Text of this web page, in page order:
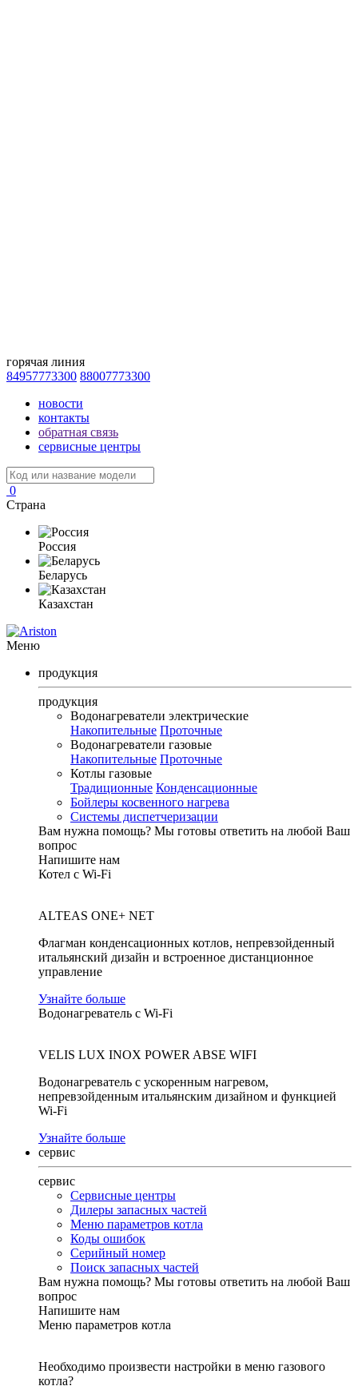
горячая линия
84957773300 88007773300
новости
контакты
обратная связь
сервисные центры
0
Страна
Россия
Беларусь
Казахстан
Меню
продукция
продукция
Водонагреватели электрические
Накопительные Проточные
Водонагреватели газовые
Накопительные Проточные
Котлы газовые
Традиционные Конденсационные
Бойлеры косвенного нагрева
Системы диспетчеризации
Вам нужна помощь? Мы готовы ответить на любой Ваш
вопрос
Напишите нам
Котел с Wi-Fi
ALTEAS ONE+ NET
Флагман конденсационных котлов, непревзойденный
итальянский дизайн и встроенное дистанционное
управление
Узнайте больше
Водонагреватель с Wi-Fi
VELIS LUX INOX POWER ABSE WIFI
Водонагреватель с ускоренным нагревом,
непревзойденным итальянским дизайном и функцией
Wi-Fi
Узнайте больше
сервис
сервис
Сервисные центры
Дилеры запасных частей
Меню параметров котла
Коды ошибок
Серийный номер
Поиск запасных частей
Вам нужна помощь? Мы готовы ответить на любой Ваш
вопрос
Напишите нам
Меню параметров котла
Необходимо произвести настройки в меню газового
котла?